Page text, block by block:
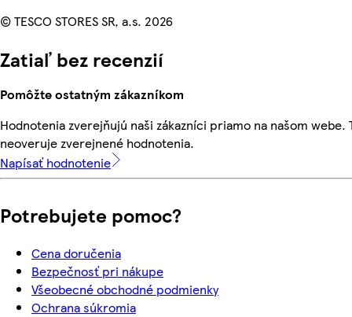
© TESCO STORES SR, a.s. 2026
Zatiaľ bez recenzií
Pomôžte ostatným zákazníkom
Hodnotenia zverejňujú naši zákazníci priamo na našom webe.
neoveruje zverejnené hodnotenia.
Napísať hodnotenie
Potrebujete pomoc?
Cena doručenia
Bezpečnosť pri nákupe
Všeobecné obchodné podmienky
Ochrana súkromia